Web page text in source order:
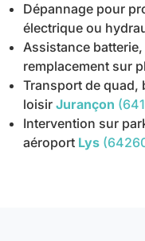
Dépannage pour
électrique ou
Assistance
remplacement sur
Transport de quad,
loisir Jurançon
Intervention sur
aéroport Lys